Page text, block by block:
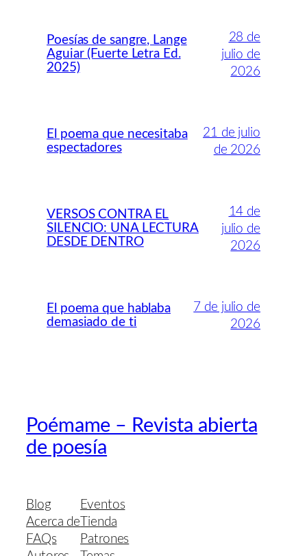
Poesías de sangre, Lange
Aguiar (Fuerte Letra Ed.
2025)
28 de
julio de
2026
El poema que necesitaba
espectadores
21 de julio
de 2026
VERSOS CONTRA EL
SILENCIO: UNA LECTURA
DESDE DENTRO
14 de
julio de
2026
El poema que hablaba
demasiado de ti
7 de julio de
2026
Poémame – Revista abierta
de poesía
Blog
Acerca de
FAQs
Eventos
Tienda
Patrones